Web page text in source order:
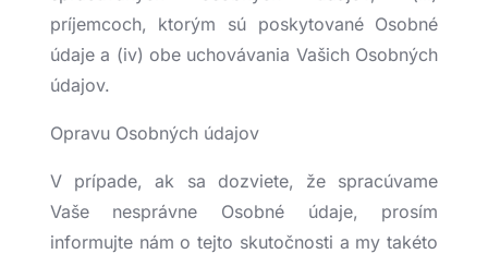
príjemcoch, ktorým sú poskytované Osobné
údaje a (iv) obe uchovávania Vašich Osobných
údajov.
Opravu Osobných údajov
V prípade, ak sa dozviete, že spracúvame
Vaše nesprávne Osobné údaje, prosím
informujte nám o tejto skutočnosti a my takéto